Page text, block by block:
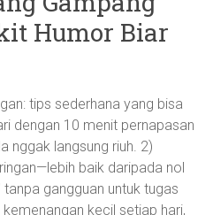
Humor Biar
tips sederhana yang bisa
dengan 10 menit pernapasan
nggak langsung riuh. 2)
baik daripada nol
tanpa gangguan untuk tugas
kecil setiap hari,